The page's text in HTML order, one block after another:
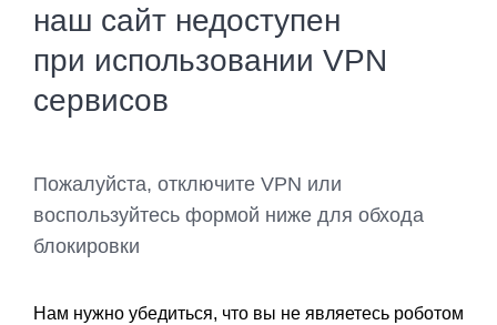
наш сайт недоступен
при использовании VPN
сервисов
Пожалуйста, отключите VPN или
воспользуйтесь формой ниже для обхода
блокировки
Нам нужно убедиться, что вы не являетесь роботом